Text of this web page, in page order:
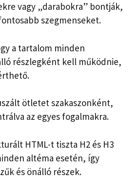
vagy „darabokra” bontják,
szegmenseket.
a tartalom minden
részlegként kell működnie,
ötletet szakaszonként,
az egyes fogalmakra.
HTML-t tiszta H2 és H3
altéma esetén, így
és önálló részek.